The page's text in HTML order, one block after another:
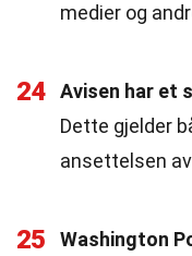
medier og
24
Avisen har et
Dette gjelder
ansettelsen
25
Washington